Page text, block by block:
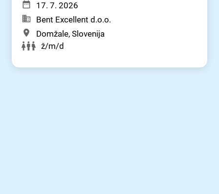
17. 7. 2026
Bent Excellent d.o.o.
Domžale, Slovenija
ž/m/d